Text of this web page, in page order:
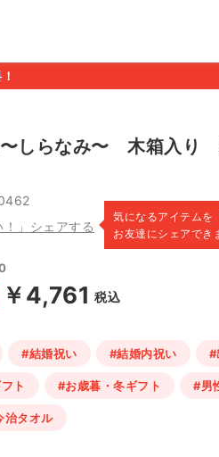
〜しらなみ〜 木箱入り
気になるアイテムを
お友達にシェアでき
！」シェアする
￥4,761 税込
#結婚祝い #結婚内祝い #
ト #お歳暮・冬ギフト #男
治タオル